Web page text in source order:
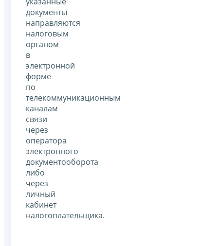
документы
направляются
налоговым
органом
в
электронной
форме
по
телекоммуникационным
каналам
связи
через
оператора
электронного
документооборота
либо
через
личный
кабинет
налогоплательщика.